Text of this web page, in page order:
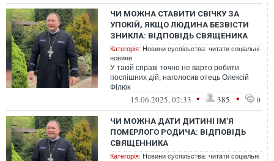
ЧИ МОЖНА СТАВИТИ СВІЧКУ ЗА
УПОКІЙ, ЯКЩО ЛЮДИНА БЕЗВІСТИ
ЗНИКЛА: ВІДПОВІДЬ СВЯЩЕНИКА
Категорія: Новини суспільства: читати соціальні
новини
У такій справі точно не варто робити
поспішних дій, наголосив отець Олексій
Філюк
15.06.2025, 02:33 • 385 • 0
ЧИ МОЖНА ДАТИ ДИТИНІ ІМ’Я
ПОМЕРЛОГО РОДИЧА: ВІДПОВІДЬ
СВЯЩЕННИКА
Категорія: Новини суспільства: читати соціальні